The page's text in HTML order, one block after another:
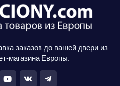
заказов до вашей двери из
магазина Европы.